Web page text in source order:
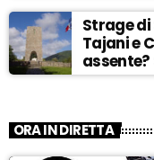
Strage di
Tajani e
ASCOLTA
ORA IN DIRETTA